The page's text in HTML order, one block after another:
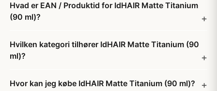
Hvad er EAN / Produktid for IdHAIR Matte Titanium
(90 ml)?
Hvilken kategori tilhører IdHAIR Matte Titanium (90
ml)?
Hvor kan jeg købe IdHAIR Matte Titanium (90 ml)?